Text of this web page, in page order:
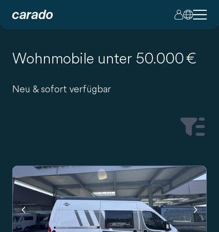
Wohnmobile unter 50.000 €
Neu & sofort verfügbar
Previous Next